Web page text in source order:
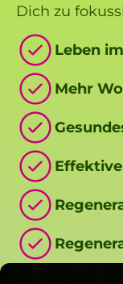
Dich zu
Leben
Mehr